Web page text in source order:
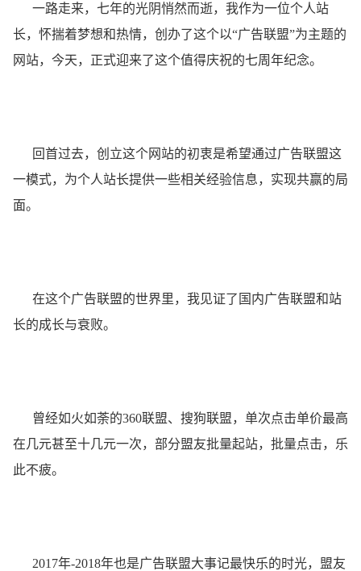
一路走来，七年的光阴悄然而逝，我作为一位个人站
长，怀揣着梦想和热情，创办了这个以“广告联盟”为主题的
网站，今天，正式迎来了这个值得庆祝的七周年纪念。
回首过去，创立这个网站的初衷是希望通过广告联盟这
一模式，为个人站长提供一些相关经验信息，实现共赢的局
面。
在这个广告联盟的世界里，我见证了国内广告联盟和站
长的成长与衰败。
曾经如火如荼的360联盟、搜狗联盟，单次点击单价最高
在几元甚至十几元一次，部分盟友批量起站，批量点击，乐
此不疲。
2017年-2018年也是广告联盟大事记最快乐的时光，盟友